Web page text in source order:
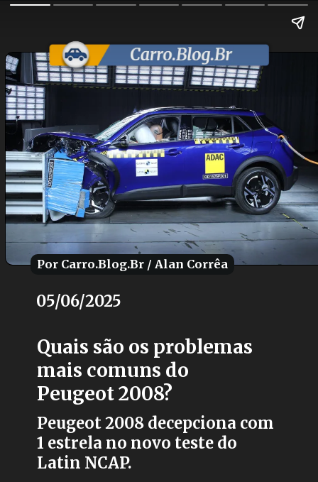
Quais são os problemas
mais comuns do
Peugeot 2008?
Por Carro.Blog.Br / Alan Corrêa
Por Carro.Blog.Br / Alan Corrêa
05/06/2025
Peugeot 2008 decepciona com
1 estrela no novo teste do
Latin NCAP.